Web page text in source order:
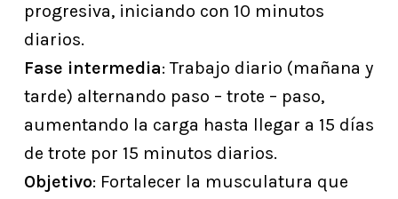
progresiva, iniciando con 10 minutos
diarios.
Fase intermedia: Trabajo diario (mañana y
tarde) alternando paso – trote – paso,
aumentando la carga hasta llegar a 15 días
de trote por 15 minutos diarios.
Objetivo: Fortalecer la musculatura que